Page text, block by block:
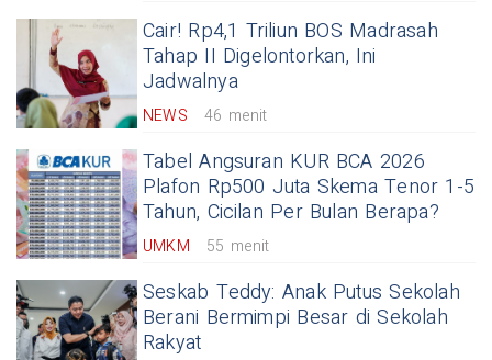
Cair! Rp4,1 Triliun BOS Madrasah
Tahap II Digelontorkan, Ini
Jadwalnya
NEWS 46 menit
Tabel Angsuran KUR BCA 2026
Plafon Rp500 Juta Skema Tenor 1-5
Tahun, Cicilan Per Bulan Berapa?
UMKM 55 menit
Seskab Teddy: Anak Putus Sekolah
Berani Bermimpi Besar di Sekolah
Rakyat